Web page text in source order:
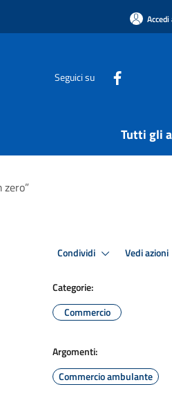
Seguici su
Tutti gli
Condividi Vedi azioni
Categorie:
Commercio
Argomenti:
Commercio ambulante